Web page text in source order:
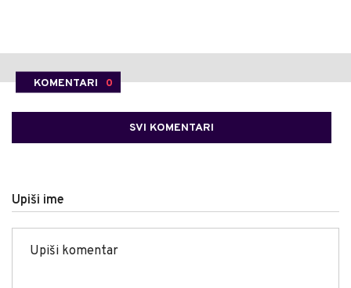
KOMENTARI 0
SVI KOMENTARI
Upiši ime